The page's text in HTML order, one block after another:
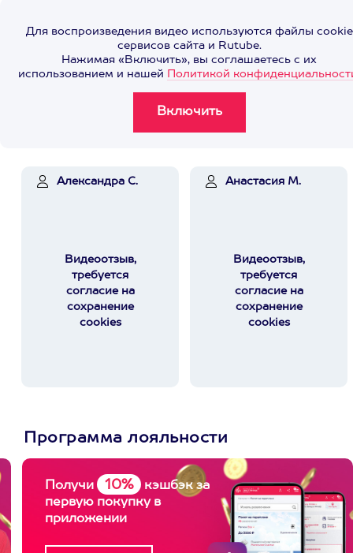
Для воспроизведения видео используются файлы cookie
сервисов сайта и Rutube.
Нажимая «Включить», вы соглашаетесь с их
использованием и нашей Политикой
Александра С.
Видеоотзыв,
требуется
согласие на
сохранение
cookies
Анастасия М.
Видеоотзыв,
требуется
согласие на
сохранение
cookies
Программа лояльности
Получи 10%
кэшбэк за
первую покупку в
приложении